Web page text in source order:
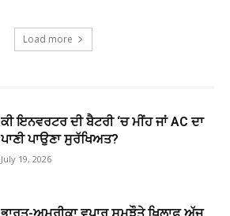
Load more
ਕੀ ਇਨਵਰਟਰ ਦੀ ਬੈਟਰੀ ‘ਚ ਮੀਂਹ ਜਾਂ AC ਦਾ
ਪਾਣੀ ਪਾਉਣਾ ਸੁਰੱਖਿਅਤ?
July 19, 2026
ਭਾਰਤ-ਅਮਰੀਕਾ ਵਪਾਰ ਸਮਝੌਤੇ ਖ਼ਿਲਾਫ਼ ਅੱਜ